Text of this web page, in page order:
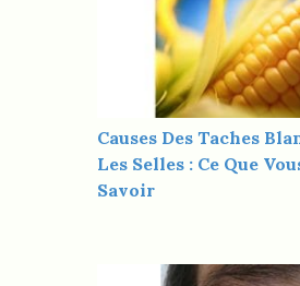
Causes Des Taches
Les Selles : Ce Que
Savoir